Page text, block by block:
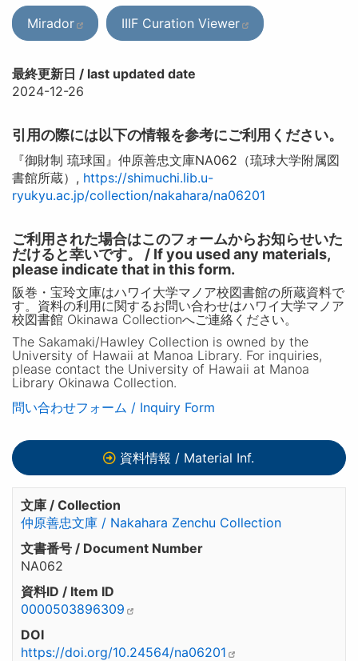
Mirador IIIF Curation Viewer
最終更新日 / last updated date
2024-12-26
引用の際には以下の情報を参考にご利用ください。
『御財制 琉球国』仲原善忠文庫NA062（琉球大学附属図
書館所蔵）, https://shimuchi.lib.u-
ryukyu.ac.jp/collection/nakahara/na06201
ご利用された場合はこのフォームからお知らせいた
だけると幸いです。 / If you used any materials,
please indicate that in this form.
阪巻・宝玲文庫はハワイ大学マノア校図書館の所蔵資料で
す。資料の利用に関するお問い合わせはハワイ大学マノア
校図書館 Okinawa Collectionへご連絡ください。
The Sakamaki/Hawley Collection is owned by the
University of Hawaii at Manoa Library. For inquiries,
please contact the University of Hawaii at Manoa
Library Okinawa Collection.
問い合わせフォーム / Inquiry Form
資料情報 / Material Inf.
文庫 / Collection
仲原善忠文庫 / Nakahara Zenchu Collection
文書番号 / Document Number
NA062
資料ID / Item ID
0000503896309
DOI
https://doi.org/10.24564/na06201